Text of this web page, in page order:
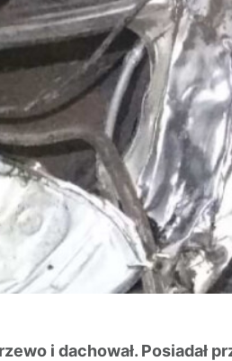
i dachował. Posiadał